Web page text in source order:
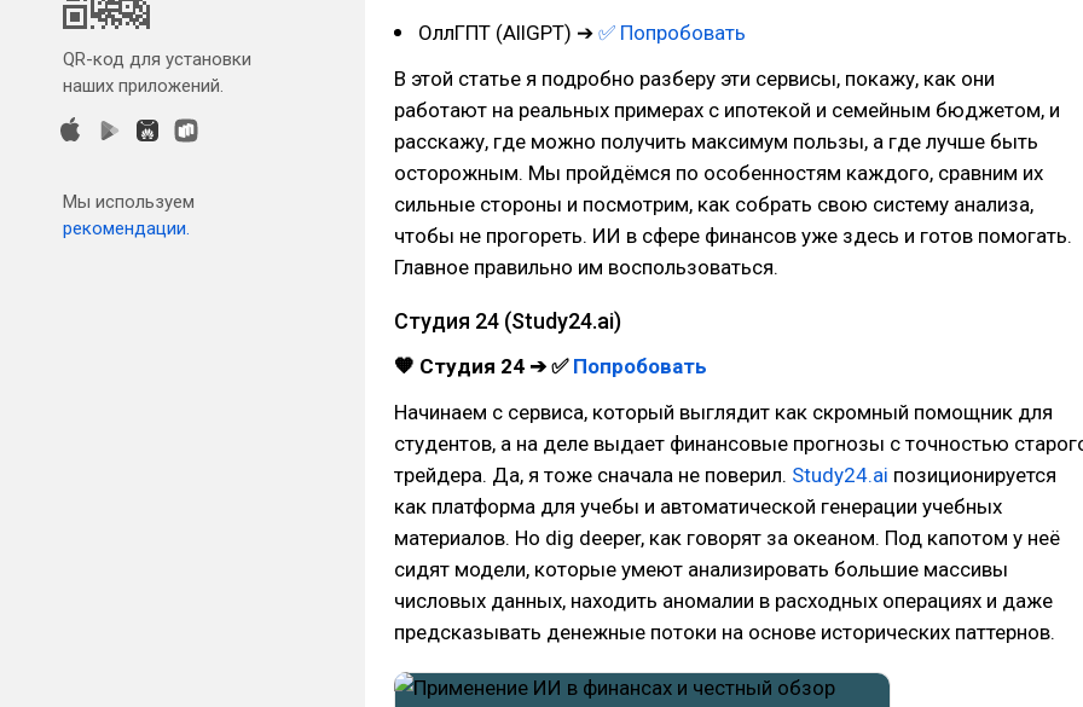
QR-код для установки
наших приложений.
Мы используем
рекомендации.
ОллГПТ (AllGPT) ➔ ✅ Попробовать
В этой статье я подробно разберу эти сервисы, покажу, как они
работают на реальных примерах с ипотекой и семейным бюджетом, и
расскажу, где можно получить максимум пользы, а где лучше быть
осторожным. Мы пройдёмся по особенностям каждого, сравним их
сильные стороны и посмотрим, как собрать свою систему анализа,
чтобы не прогореть. ИИ в сфере финансов уже здесь и готов помогать.
Главное правильно им воспользоваться.
Студия 24 (Study24.ai)
🧡 Студия 24 ➔ ✅ Попробовать
Начинаем с сервиса, который выглядит как скромный помощник для
студентов, а на деле выдает финансовые прогнозы с точностью
трейдера. Да, я тоже сначала не поверил. Study24.ai позиционируется
как платформа для учебы и автоматической генерации учебных
материалов. Но dig deeper, как говорят за океаном. Под капотом у неё
сидят модели, которые умеют анализировать большие массивы
числовых данных, находить аномалии в расходных операциях и даже
предсказывать денежные потоки на основе исторических паттернов.